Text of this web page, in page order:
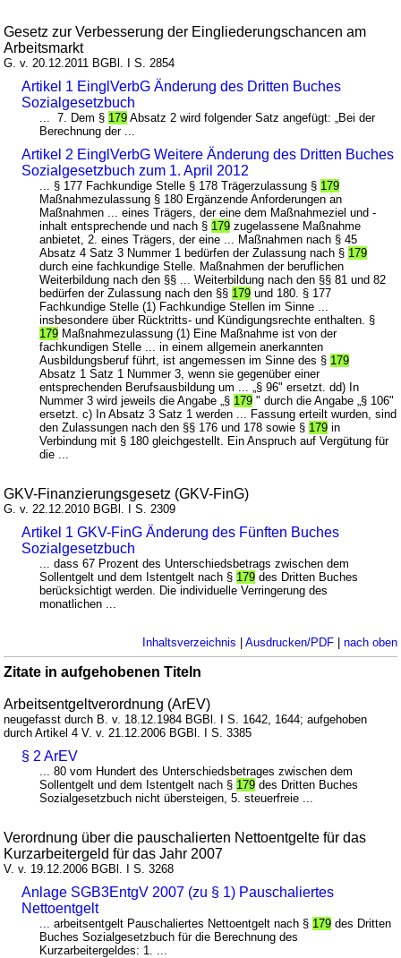
Gesetz zur Verbesserung der Eingliederungschancen am
Arbeitsmarkt
G. v. 20.12.2011 BGBl. I S. 2854
Artikel 1 EinglVerbG Änderung des Dritten Buches
Sozialgesetzbuch
... 7. Dem § 179 Absatz 2 wird folgender Satz angefügt: „Bei der
Berechnung der ...
Artikel 2 EinglVerbG Weitere Änderung des Dritten Buches
Sozialgesetzbuch zum 1. April 2012
... § 177 Fachkundige Stelle § 178 Trägerzulassung § 179
Maßnahmezulassung § 180 Ergänzende Anforderungen an
Maßnahmen ... eines Trägers, der eine dem Maßnahmeziel und -
inhalt entsprechende und nach § 179 zugelassene Maßnahme
anbietet, 2. eines Trägers, der eine ... Maßnahmen nach § 45
Absatz 4 Satz 3 Nummer 1 bedürfen der Zulassung nach § 179
durch eine fachkundige Stelle. Maßnahmen der beruflichen
Weiterbildung nach den §§ ... Weiterbildung nach den §§ 81 und 82
bedürfen der Zulassung nach den §§ 179 und 180. § 177
Fachkundige Stelle (1) Fachkundige Stellen im Sinne ...
insbesondere über Rücktritts- und Kündigungsrechte enthalten. §
179 Maßnahmezulassung (1) Eine Maßnahme ist von der
fachkundigen Stelle ... in einem allgemein anerkannten
Ausbildungsberuf führt, ist angemessen im Sinne des § 179
Absatz 1 Satz 1 Nummer 3, wenn sie gegenüber einer
entsprechenden Berufsausbildung um ... „§ 96" ersetzt. dd) In
Nummer 3 wird jeweils die Angabe „§ 179 " durch die Angabe „§ 106"
ersetzt. c) In Absatz 3 Satz 1 werden ... Fassung erteilt wurden, sind
den Zulassungen nach den §§ 176 und 178 sowie § 179 in
Verbindung mit § 180 gleichgestellt. Ein Anspruch auf Vergütung für
die ...
GKV-Finanzierungsgesetz (GKV-FinG)
G. v. 22.12.2010 BGBl. I S. 2309
Artikel 1 GKV-FinG Änderung des Fünften Buches
Sozialgesetzbuch
... dass 67 Prozent des Unterschiedsbetrags zwischen dem
Sollentgelt und dem Istentgelt nach § 179 des Dritten Buches
berücksichtigt werden. Die individuelle Verringerung des
monatlichen ...
Inhaltsverzeichnis | Ausdrucken/PDF| nach oben
Zitate in aufgehobenen Titeln
Arbeitsentgeltverordnung (ArEV)
neugefasst durch B. v. 18.12.1984 BGBl. I S. 1642, 1644; aufgehoben
durch Artikel 4 V. v. 21.12.2006 BGBl. I S. 3385
§ 2 ArEV
... 80 vom Hundert des Unterschiedsbetrages zwischen dem
Sollentgelt und dem Istentgelt nach § 179 des Dritten Buches
Sozialgesetzbuch nicht übersteigen, 5. steuerfreie ...
Verordnung über die pauschalierten Nettoentgelte für das
Kurzarbeitergeld für das Jahr 2007
V. v. 19.12.2006 BGBl. I S. 3268
Anlage SGB3EntgV 2007 (zu § 1) Pauschaliertes
Nettoentgelt
... arbeitsentgelt Pauschaliertes Nettoentgelt nach § 179 des Dritten
Buches Sozialgesetzbuch für die Berechnung des
Kurzarbeitergeldes: 1. ...